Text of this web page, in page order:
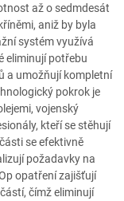
až o sedmdesát
aniž by byla
systém využívá
eliminují potřebu
a umožňují kompletní
pokrok je
vojenský
kteří se stěhují
se efektivně
požadavky na
opatření zajišťují
čímž eliminují